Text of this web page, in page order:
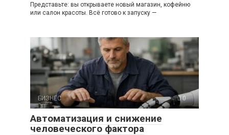
Представьте: вы открываете новый магазин, кофейню
или салон красоты. Всё готово к запуску —
БИЗНЕС 0
Автоматизация и снижение
человеческого фактора